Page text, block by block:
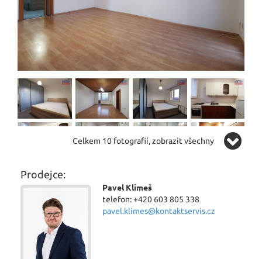
Celkem 10 fotografií, zobrazit všechny
Prodejce:
Pavel Klimeš
telefon: +420 603 805 338
pavel.klimes@kontaktservis.cz